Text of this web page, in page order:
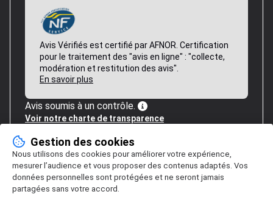
Avis Vérifiés est certifié par AFNOR. Certification
pour le traitement des "avis en ligne" : "collecte,
modération et restitution des avis".
En savoir plus
Avis soumis à un contrôle.
Voir notre charte de transparence
Gestion des cookies
Nous utilisons des cookies pour améliorer votre expérience,
mesurer l’audience et vous proposer des contenus adaptés. Vos
données personnelles sont protégées et ne seront jamais
partagées sans votre accord.